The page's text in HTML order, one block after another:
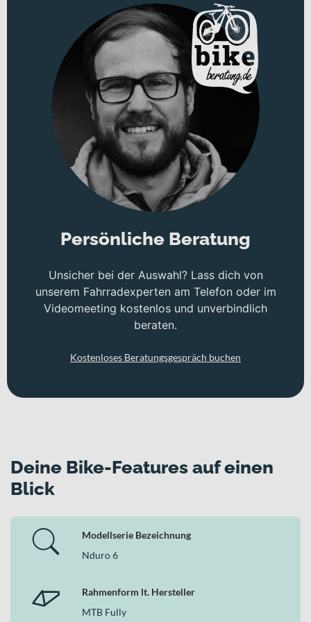
Persönliche Beratung
Unsicher bei der Auswahl? Lass dich von
unserem Fahrradexperten am Telefon oder im
Videomeeting kostenlos und unverbindlich
beraten.
Kostenloses Beratungsgespräch buchen
Deine Bike-Features auf einen
Blick
Modellserie Bezeichnung
Nduro 6
Rahmenform lt. Hersteller
MTB Fully